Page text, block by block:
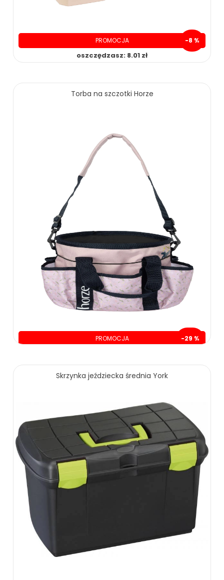
PROMOCJA -8 %
oszczędzasz: 8.01 zł
Torba na szczotki Horze
PROMOCJA -29 %
99.99 zł 139.00 zł
Skrzynka jeździecka średnia York